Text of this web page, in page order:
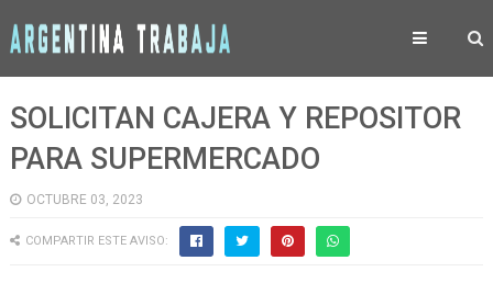
SOLICITAN CAJERA Y REPOSITOR
PARA SUPERMERCADO
OCTUBRE 03, 2023
COMPARTIR ESTE AVISO: